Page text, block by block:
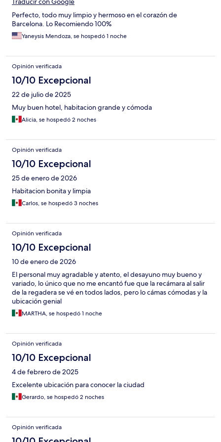
Perfecto, todo muy limpio y hermoso en el corazón de
Barcelona. Lo Recomiendo 100%
Yaneysis Mendoza, se hospedó 1 noche
Opinión verificada
10/10 Excepcional
22 de julio de 2025
Muy buen hotel, habitacion grande y cómoda
Alicia, se hospedó 2 noches
Opinión verificada
10/10 Excepcional
25 de enero de 2026
Habitacion bonita y limpia
Carlos, se hospedó 3 noches
Opinión verificada
10/10 Excepcional
10 de enero de 2026
El personal muy agradable y atento, el desayuno muy bueno y
variado, lo único que no me encantó fue que la recámara al salir
de la regadera se vé en todos lados, pero lo cámas cómodas y la
ubicación genial
MARTHA, se hospedó 1 noche
Opinión verificada
10/10 Excepcional
4 de febrero de 2025
Excelente ubicación para conocer la ciudad
Gerardo, se hospedó 2 noches
Opinión verificada